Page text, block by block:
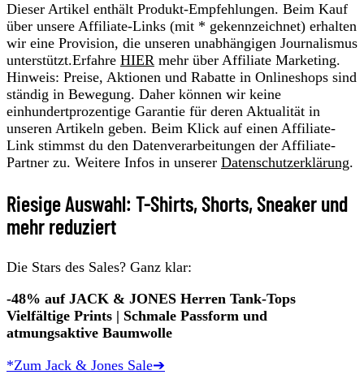
Dieser Artikel enthält Produkt-Empfehlungen. Beim Kauf
über unsere Affiliate-Links (mit * gekennzeichnet) erhalten
wir eine Provision, die unseren unabhängigen Journalismus
unterstützt.Erfahre HIER mehr über Affiliate Marketing.
Hinweis: Preise, Aktionen und Rabatte in Onlineshops sind
ständig in Bewegung. Daher können wir keine
einhundertprozentige Garantie für deren Aktualität in
unseren Artikeln geben. Beim Klick auf einen Affiliate-
Link stimmst du den Datenverarbeitungen der Affiliate-
Partner zu. Weitere Infos in unserer Datenschutzerklärung.
Riesige Auswahl: T-Shirts, Shorts, Sneaker und
mehr reduziert
Die Stars des Sales? Ganz klar:
-48% auf JACK & JONES Herren Tank-Tops
Vielfältige Prints | Schmale Passform und
atmungsaktive Baumwolle
*Zum Jack & Jones Sale➔